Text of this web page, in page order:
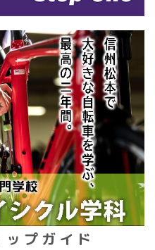
プガイド